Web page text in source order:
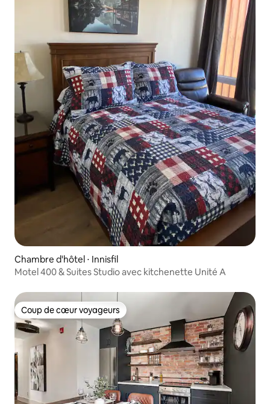
Chambre d'hôtel ⋅ Innisfil
Motel 400 & Suites Studio avec kitchenette Unité A
Coup de cœur voyageurs
Coup de cœur voyageurs